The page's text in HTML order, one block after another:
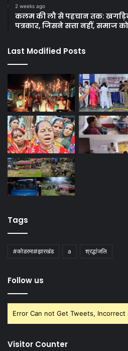
2 weeks ago
कलम की लौ से पहचान तक:
पत्रकार, जिसने सत्ता नहीं, समाज
Last Modified Posts
Tags
#कोडरमा#झारखंड a श्रद्धांजलि
Follow us
Error Can not Get Tweets, Incorrect
Visitor Counter